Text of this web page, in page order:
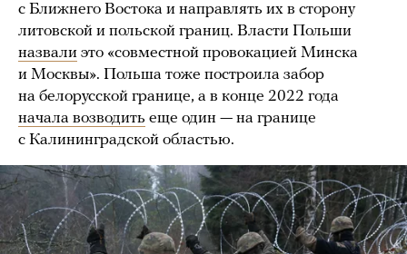
с Ближнего Востока и направлять их в сторону
литовской и польской границ. Власти Польши
назвали это «совместной провокацией Минска
и Москвы». Польша тоже построила забор
на белорусской границе, а в конце 2022 года
начала возводить еще один — на границе
с Калининградской областью.